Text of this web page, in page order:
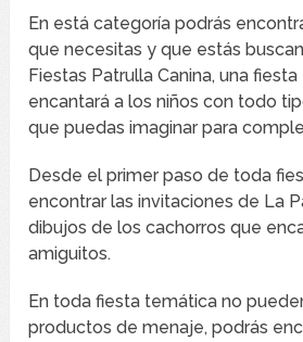
En está categoría podrás
que necesitas y que estás
Fiestas Patrulla Canina, una
encantará a los niños con todo
que puedas imaginar para
Desde el primer paso de toda
encontrar las invitaciones de La
dibujos de los cachorros que
amiguitos.
En toda fiesta temática no
productos de menaje, podrás